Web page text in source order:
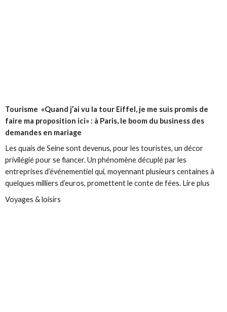
Tourisme «Quand j’ai vu la tour Eiffel, je me suis promis de
faire ma proposition ici» : à Paris, le boom du business des
demandes en mariage
Les quais de Seine sont devenus, pour les touristes, un décor
privilégié pour se fiancer. Un phénomène décuplé par les
entreprises d’événementiel qui, moyennant plusieurs centaines à
quelques milliers d’euros, promettent le conte de fées. Lire plus
Voyages & loisirs